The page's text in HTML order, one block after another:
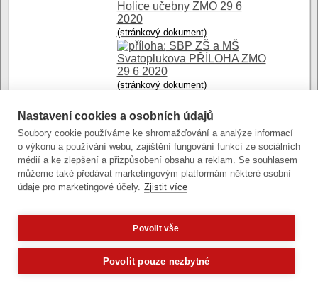
Holice učebny ZMO 29 6
2020
(stránkový dokument)
SBP ZŠ a MŠ
Svatoplukova PŘÍLOHA ZMO
29 6 2020
(stránkový dokument)
hřiště soupis bez dotace ZMO
29 6 2020
(tabulkový dokument)
SBP ZŠ Mozartova
hřiště ZMO 29 6 2020
(stránkový dokument)
Články a fotografie lze kopírovat jen se svolením provozovatele
vývoj|správa obsahu| design:Rency
Nastavení cookies a osobních údajů
Soubory cookie používáme ke shromažďování a analýze informací
o výkonu a používání webu, zajištění fungování funkcí ze sociálních
médií a ke zlepšení a přizpůsobení obsahu a reklam. Se souhlasem
můžeme také předávat marketingovým platformám některé osobní
údaje pro marketingové účely. Zjistit více
Povolit vše
Povolit pouze nezbytné
Potřebujete poradit?Zeptejte se n